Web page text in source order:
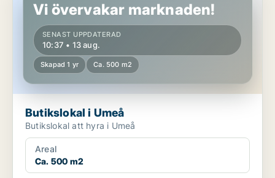
Vi övervakar marknaden!
SENAST UPPDATERAD
10:37 • 13 aug.
Skapad 1 yr Ca. 500 m2
Butikslokal i Umeå
Butikslokal att hyra i Umeå
Areal
Ca. 500 m2